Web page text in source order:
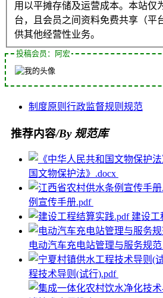
用以平摊存储及运营成本。本站仅
台，且会员之间资料免费共享（平
供其他经营性业务。
投稿会员：阿宏
制度原则 行政监督规则 规范
推荐内容/By 规范库
国文物保护法》.docx
例宣传手册.pdf
建设工
电动汽车充电站管理与服务规
程技术导则(试行).pdf